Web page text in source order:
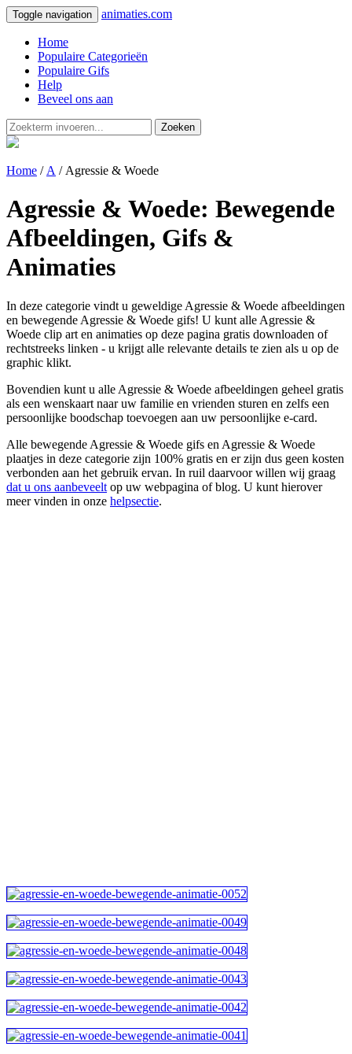
Toggle navigation animaties.com
Home
Populaire Categorieën
Populaire Gifs
Help
Beveel ons aan
Zoeken
Home / A / Agressie & Woede
Agressie & Woede: Bewegende
Afbeeldingen, Gifs &
Animaties
In deze categorie vindt u geweldige Agressie & Woede afbeeldingen
en bewegende Agressie & Woede gifs! U kunt alle Agressie &
Woede clip art en animaties op deze pagina gratis downloaden of
rechtstreeks linken - u krijgt alle relevante details te zien als u op de
graphic klikt.
Bovendien kunt u alle Agressie & Woede afbeeldingen geheel gratis
als een wenskaart naar uw familie en vrienden sturen en zelfs een
persoonlijke boodschap toevoegen aan uw persoonlijke e-card.
Alle bewegende Agressie & Woede gifs en Agressie & Woede
plaatjes in deze categorie zijn 100% gratis en er zijn dus geen kosten
verbonden aan het gebruik ervan. In ruil daarvoor willen wij graag
dat u ons aanbeveelt op uw webpagina of blog. U kunt hierover
meer vinden in onze helpsectie.